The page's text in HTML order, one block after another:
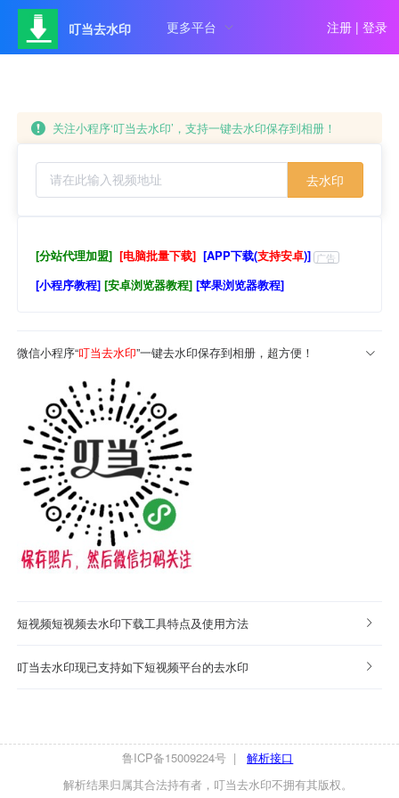
叮当去水印 更多平台 注册 | 登录
关注小程序‘叮当去水印’，支持一键去水印保存到相册！
去水印
[分站代理加盟] [电脑批量下载] [APP下载(支持安卓)] 广告
[小程序教程] [安卓浏览器教程] [苹果浏览器教程]
微信小程序“叮当去水印”一键去水印保存到相册，超方便！
短视频短视频去水印下载工具特点及使用方法
叮当去水印现已支持如下短视频平台的去水印
鲁ICP备15009224号 |解析接口
解析结果归属其合法持有者，叮当去水印不拥有其版权。